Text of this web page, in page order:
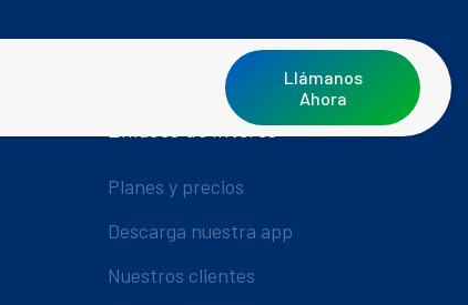
Llámanos
Ahora
Enlaces de Interés
Planes y precios
Descarga nuestra app
Nuestros clientes